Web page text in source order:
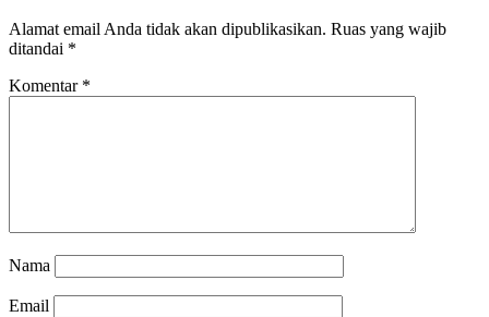
Alamat email Anda tidak akan dipublikasikan. Ruas yang wajib
ditandai *
Komentar *
Nama
Email